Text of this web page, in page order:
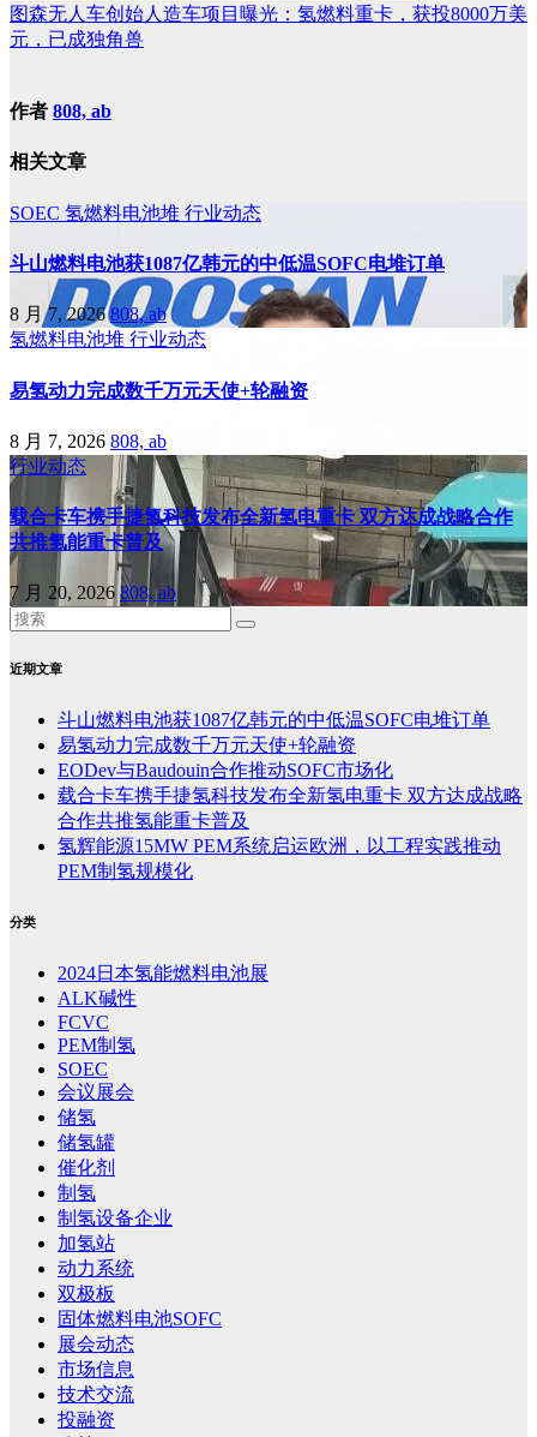
图森无人车创始人造车项目曝光：氢燃料重卡，获投8000万美
元，已成独角兽
作者 808, ab
相关文章
SOEC 氢燃料电池堆 行业动态
斗山燃料电池获1087亿韩元的中低温SOFC电堆订单
8 月 7, 2026808, ab
氢燃料电池堆 行业动态
易氢动力完成数千万元天使+轮融资
8 月 7, 2026 808, ab
行业动态
载合卡车携手捷氢科技发布全新氢电重卡 双方达成战略合作
共推氢能重卡普及
7 月 20, 2026 808, ab
近期文章
斗山燃料电池获1087亿韩元的中低温SOFC电堆订单
易氢动力完成数千万元天使+轮融资
EODev与Baudouin合作推动SOFC市场化
载合卡车携手捷氢科技发布全新氢电重卡 双方达成战略
合作共推氢能重卡普及
氢辉能源15MW PEM系统启运欧洲，以工程实践推动
PEM制氢规模化
分类
2024日本氢能燃料电池展
ALK碱性
FCVC
PEM制氢
SOEC
会议展会
储氢
储氢罐
催化剂
制氢
制氢设备企业
加氢站
动力系统
双极板
固体燃料电池SOFC
展会动态
市场信息
技术交流
投融资